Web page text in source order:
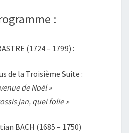
:
(1724 – 1799) :
de la Troisième Suite :
de Noël »
jan, quei folie »
BACH (1685 – 1750)